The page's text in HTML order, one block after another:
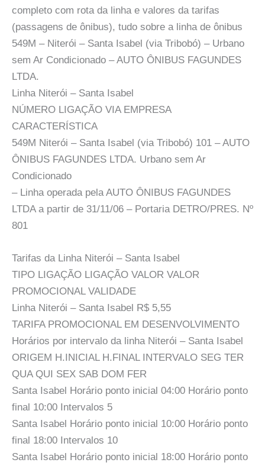
completo com rota da linha e valores da tarifas
(passagens de ônibus), tudo sobre a linha de ônibus
549M – Niterói – Santa Isabel (via Tribobó) – Urbano
sem Ar Condicionado – AUTO ÔNIBUS FAGUNDES
LTDA.
Linha Niterói – Santa Isabel
NÚMERO LIGAÇÃO VIA EMPRESA
CARACTERÍSTICA
549M Niterói – Santa Isabel (via Tribobó) 101 – AUTO
ÔNIBUS FAGUNDES LTDA. Urbano sem Ar
Condicionado
– Linha operada pela AUTO ÔNIBUS FAGUNDES
LTDA a partir de 31/11/06 – Portaria DETRO/PRES. Nº
801
Tarifas da Linha Niterói – Santa Isabel
TIPO LIGAÇÃO LIGAÇÃO VALOR VALOR
PROMOCIONAL VALIDADE
Linha Niterói – Santa Isabel R$ 5,55
TARIFA PROMOCIONAL EM DESENVOLVIMENTO
Horários por intervalo da linha Niterói – Santa Isabel
ORIGEM H.INICIAL H.FINAL INTERVALO SEG TER
QUA QUI SEX SAB DOM FER
Santa Isabel Horário ponto inicial 04:00 Horário ponto
final 10:00 Intervalos 5
Santa Isabel Horário ponto inicial 10:00 Horário ponto
final 18:00 Intervalos 10
Santa Isabel Horário ponto inicial 18:00 Horário ponto